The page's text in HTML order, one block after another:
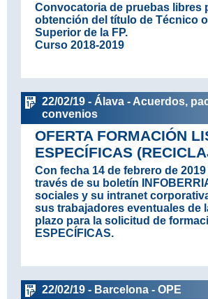
Convocatoria de pruebas libres
obtención del título de Técnico
Superior de la FP.
Curso 2018-2019
22/02/19 - Álava - Acuerdos,
convenios
OFERTA FORMACIÓN
ESPECÍFICAS
Con fecha 14 de febrero de 2019
través de su boletín
sociales y su intranet
sus trabajadores eventuales de
plazo para la solicitud de
ESPECÍFICAS.
22/02/19 - Barcelona - OPE